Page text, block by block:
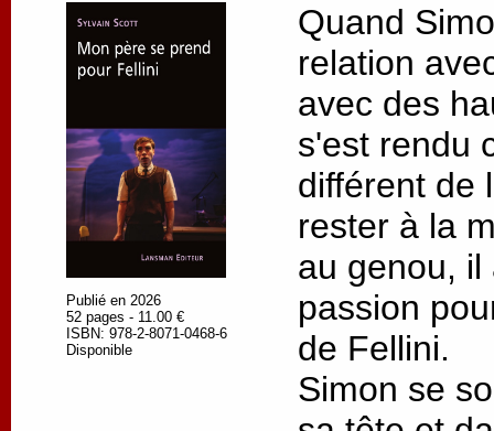
Publié en 2026
52 pages - 11.00 €
ISBN: 978-2-8071-0468-6
Disponible
Quand
relation
avec des
s'est rendu
différent de
rester à la
au genou,
passion
de Fellini.
Simon se